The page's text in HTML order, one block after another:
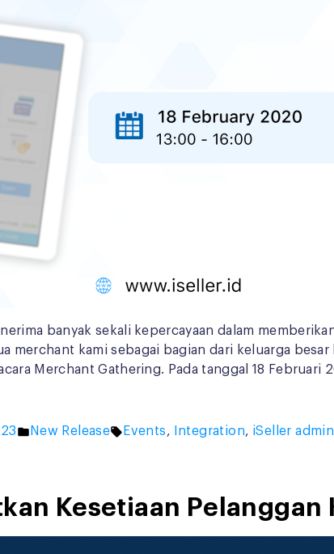
banyak sekali kepercayaan dalam
merchant kami sebagai bagian dari keluarga
Merchant Gathering. Pada tanggal 18 Februari
Posted
New Release Tags:
Events, Integration, iSeller admin
Kesetiaan Pelanggan